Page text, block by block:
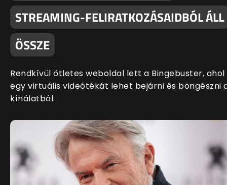
STREAMING-FELIRATKOZÁSAIDBÓL ÁLL
ÖSSZE
Rendkívül ötletes weboldal lett a Bingebuster, ahol
egy virtuális videótékát lehet bejárni és böngészni
kínálatból.